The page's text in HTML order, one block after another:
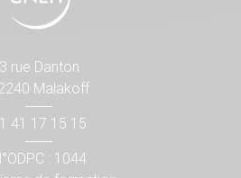
3 rue Danton
Malakoff
41 17 15 15
: 1044